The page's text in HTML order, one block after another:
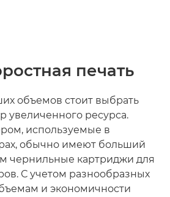
печать
объемов стоит выбрать
увеличенного ресурса.
используемые в
обычно имеют больший
чернильные картриджи для
С учетом разнообразных
и экономичности